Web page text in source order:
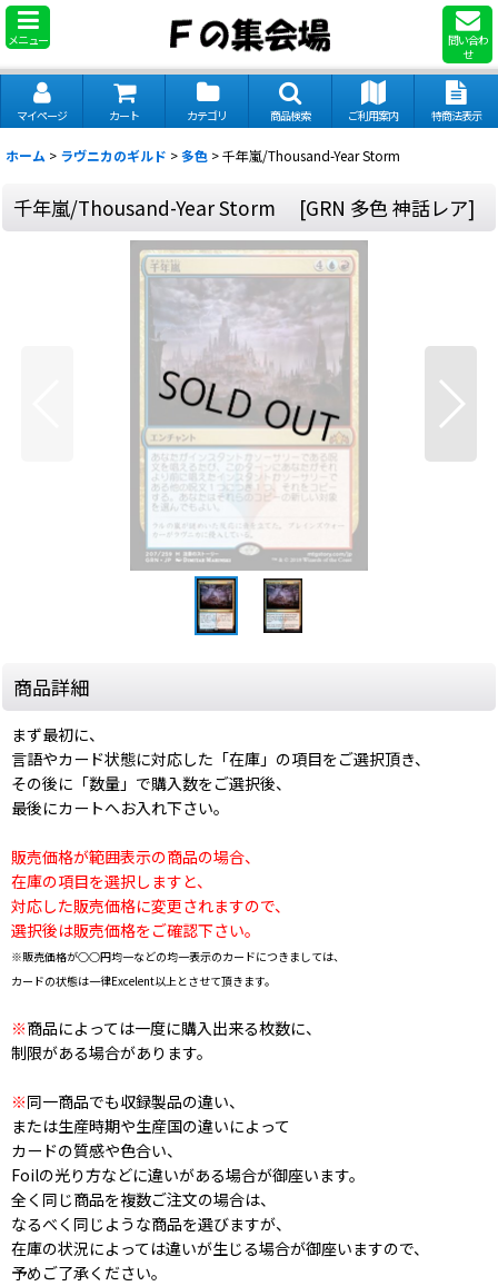
メニュー
問い合わ
せ
マイページ カート カテゴリ 商品検索 ご利用案内 特商法表示
ホーム > ラヴニカのギルド >多色 >千年嵐/Thousand-Year Storm
千年嵐/Thousand-Year Storm [GRN 多色 神話レア]
商品詳細
まず最初に、
言語やカード状態に対応した「在庫」の項目をご選択頂き、
その後に「数量」で購入数をご選択後、
最後にカートへお入れ下さい。
販売価格が範囲表示の商品の場合、
在庫の項目を選択しますと、
対応した販売価格に変更されますので、
選択後は販売価格をご確認下さい。
※販売価格が○○円均一などの均一表示のカードにつきましては、
カードの状態は一律Excelent以上とさせて頂きます。
※商品によっては一度に購入出来る枚数に、
制限がある場合があります。
※同一商品でも収録製品の違い、
または生産時期や生産国の違いによって
カードの質感や色合い、
Foilの光り方などに違いがある場合が御座います。
全く同じ商品を複数ご注文の場合は、
なるべく同じような商品を選びますが、
在庫の状況によっては違いが生じる場合が御座いますので、
予めご了承ください。